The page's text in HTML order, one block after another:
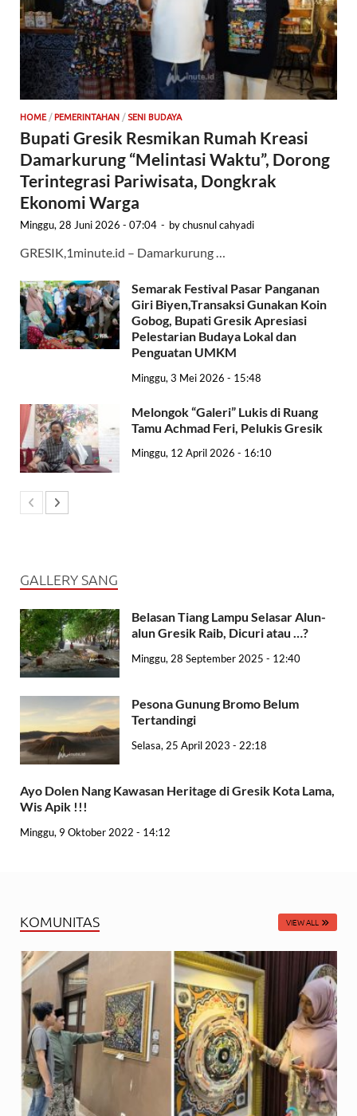
HOME / PEMERINTAHAN / SENI BUDAYA
Bupati Gresik Resmikan Rumah Kreasi
Damarkurung “Melintasi Waktu”, Dorong
Terintegrasi Pariwisata, Dongkrak
Ekonomi Warga
Minggu, 28 Juni 2026 - 07:04 - bychusnul cahyadi
GRESIK,1minute.id – Damarkurung …
Semarak Festival Pasar Panganan
Giri Biyen,Transaksi Gunakan Koin
Gobog, Bupati Gresik Apresiasi
Pelestarian Budaya Lokal dan
Penguatan UMKM
Minggu, 3 Mei 2026 - 15:48
Melongok “Galeri” Lukis di Ruang
Tamu Achmad Feri, Pelukis Gresik
Minggu, 12 April 2026 - 16:10
GALLERY SANG
Belasan Tiang Lampu Selasar Alun-
alun Gresik Raib, Dicuri atau …?
Minggu, 28 September 2025 - 12:40
Pesona Gunung Bromo Belum
Tertandingi
Selasa, 25 April 2023 - 22:18
Ayo Dolen Nang Kawasan Heritage di Gresik Kota Lama,
Wis Apik !!!
Minggu, 9 Oktober 2022 - 14:12
KOMUNITAS VIEW ALL